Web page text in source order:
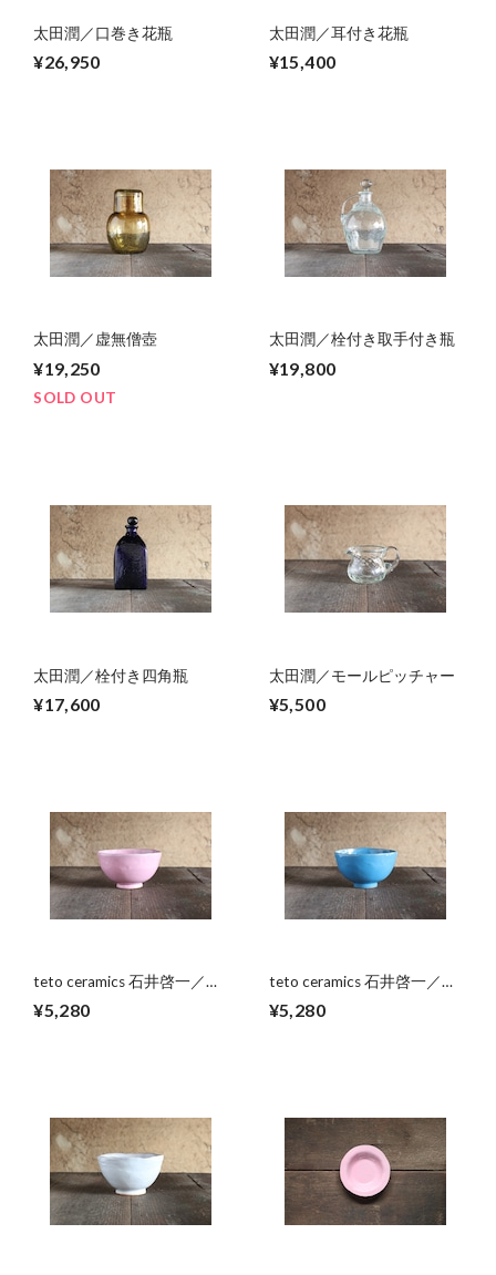
太田潤／口巻き花瓶
¥26,950
太田潤／耳付き花瓶
¥15,400
太田潤／虚無僧壺
¥19,250
SOLD OUT
太田潤／栓付き取手付き瓶
¥19,800
太田潤／栓付き四角瓶
¥17,600
太田潤／モールピッチャー
¥5,500
teto ceramics 石井啓一／ボ
¥5,280
teto ceramics 石井啓一／ボ
¥5,280